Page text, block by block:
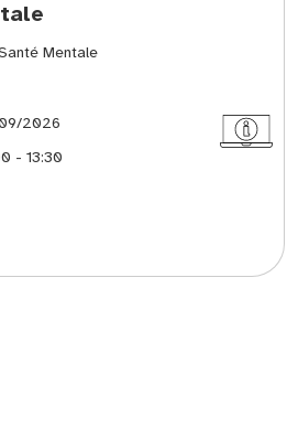
Mentale
2026
- 13:30